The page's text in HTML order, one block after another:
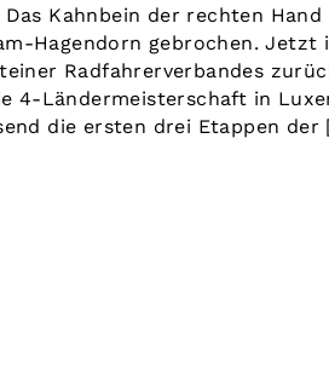
Das Kahnbein der rechten
Hagendorn gebrochen.
Radfahrerverbandes
4-Ländermeisterschaft in
die ersten drei Etappen der